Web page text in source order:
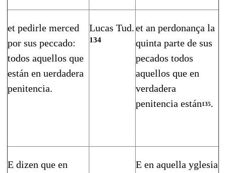
et pedirle merced
por sus peccado:
todos aquellos que
están en uerdadera
penitencia.
Lucas Tud.
134
et an perdonança la
quinta parte de sus
pecados todos
aquellos que en
verdadera
penitencia están135.
E dizen que en
E en aquella yglesia